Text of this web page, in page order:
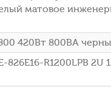
матовое
420Вт 800ВА
R1200LPB 2U